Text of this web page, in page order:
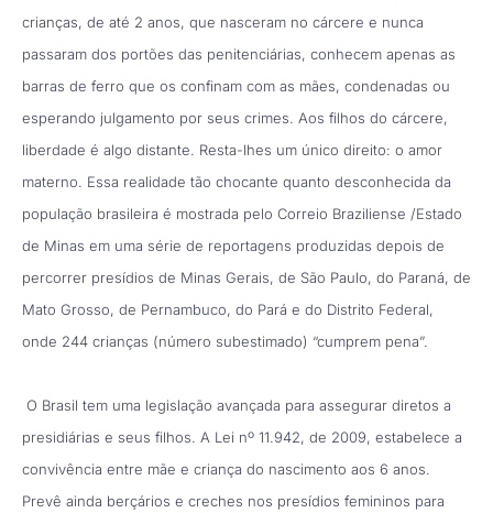
crianças, de até 2 anos, que nasceram no cárcere e nunca
passaram dos portões das penitenciárias, conhecem apenas as
barras de ferro que os confinam com as mães, condenadas ou
esperando julgamento por seus crimes. Aos filhos do cárcere,
liberdade é algo distante. Resta-lhes um único direito: o amor
materno. Essa realidade tão chocante quanto desconhecida da
população brasileira é mostrada pelo Correio Braziliense /Estado
de Minas em uma série de reportagens produzidas depois de
percorrer presídios de Minas Gerais, de São Paulo, do Paraná, de
Mato Grosso, de Pernambuco, do Pará e do Distrito Federal,
onde 244 crianças (número subestimado) “cumprem pena”.
O Brasil tem uma legislação avançada para assegurar diretos a
presidiárias e seus filhos. A Lei nº 11.942, de 2009, estabelece a
convivência entre mãe e criança do nascimento aos 6 anos.
Prevê ainda berçários e creches nos presídios femininos para